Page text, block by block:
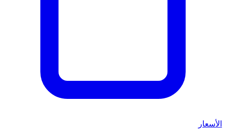
الأسعار